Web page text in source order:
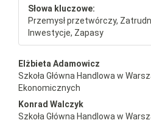
Słowa kluczowe:
Przemysł przetwórczy,
Inwestycje, Zapasy
Elżbieta Adamowicz
Szkoła Główna Handlowa w
Ekonomicznych
Konrad Walczyk
Szkoła Główna Handlowa w